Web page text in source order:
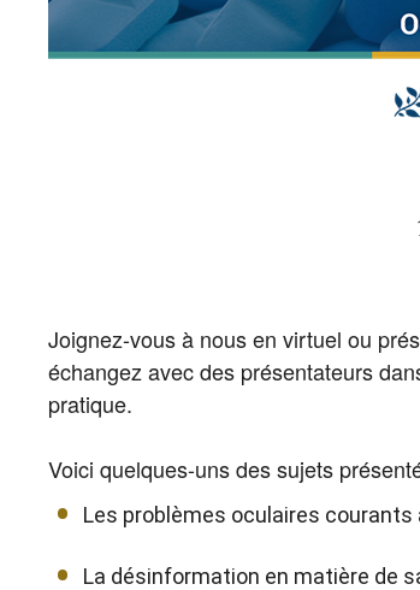
Joignez-vous à nous en virtuel ou
échangez avec des présentateurs
pratique.
Voici quelques-uns des sujets
Les problèmes oculaires courants
La désinformation en matière de